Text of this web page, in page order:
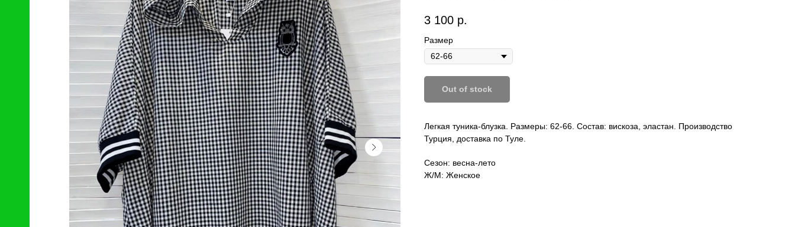
3 100 р.
Размер
Out of stock
Легкая туника-блузка. Размеры: 62-66. Состав: вискоза, эластан. Производство
Турция, доставка по Туле.
Сезон: весна-лето
Ж/М: Женское